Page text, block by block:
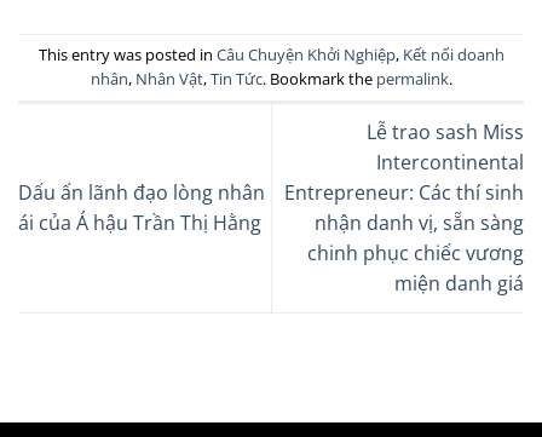
This entry was posted in Câu Chuyện Khởi Nghiệp, Kết nối doanh
nhân, Nhân Vật,Tin Tức. Bookmark the permalink.
Dấu ấn lãnh đạo lòng nhân
ái của Á hậu Trần Thị Hằng
Lễ trao sash Miss
Intercontinental
Entrepreneur: Các thí sinh
nhận danh vị, sẵn sàng
chinh phục chiếc vương
miện danh giá